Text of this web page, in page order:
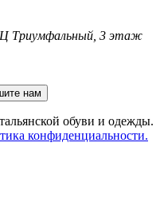
Триумфальный, 3 этаж
нам
обуви и одежды.
конфиденциальности.